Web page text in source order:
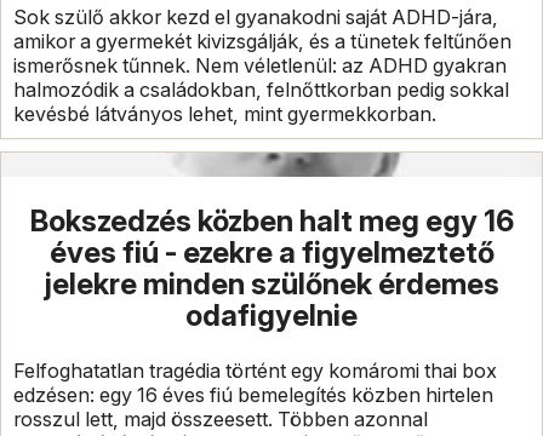
Sok szülő akkor kezd el gyanakodni saját ADHD-jára,
amikor a gyermekét kivizsgálják, és a tünetek feltűnően
ismerősnek tűnnek. Nem véletlenül: az ADHD gyakran
halmozódik a családokban, felnőttkorban pedig sokkal
kevésbé látványos lehet, mint gyermekkorban.
Bokszedzés közben halt meg egy 16
éves fiú - ezekre a figyelmeztető
jelekre minden szülőnek érdemes
odafigyelnie
Felfoghatatlan tragédia történt egy komáromi thai box
edzésen: egy 16 éves fiú bemelegítés közben hirtelen
rosszul lett, majd összeesett. Többen azonnal